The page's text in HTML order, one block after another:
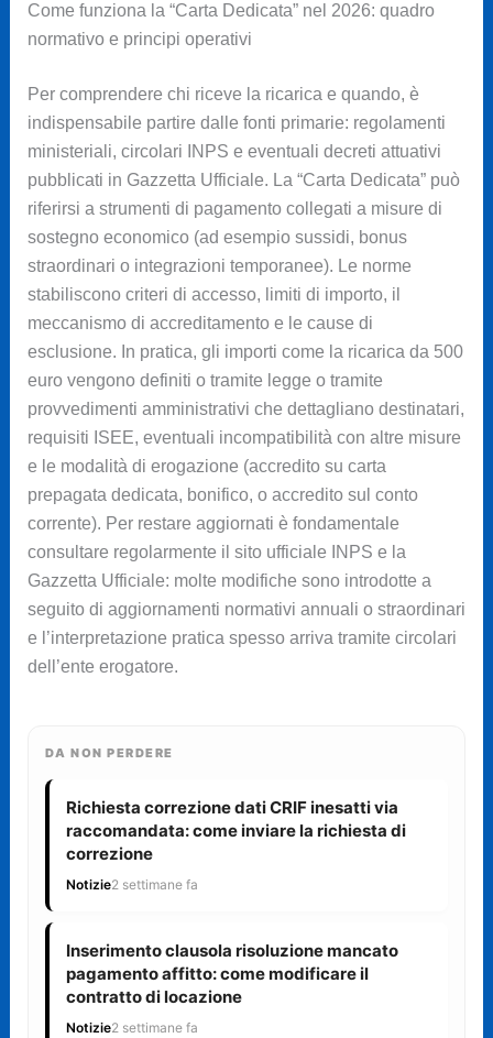
Come funziona la “Carta Dedicata” nel 2026: quadro
normativo e principi operativi
Per comprendere chi riceve la ricarica e quando, è
indispensabile partire dalle fonti primarie: regolamenti
ministeriali, circolari INPS e eventuali decreti attuativi
pubblicati in Gazzetta Ufficiale. La “Carta Dedicata” può
riferirsi a strumenti di pagamento collegati a misure di
sostegno economico (ad esempio sussidi, bonus
straordinari o integrazioni temporanee). Le norme
stabiliscono criteri di accesso, limiti di importo, il
meccanismo di accreditamento e le cause di
esclusione. In pratica, gli importi come la ricarica da 500
euro vengono definiti o tramite legge o tramite
provvedimenti amministrativi che dettagliano destinatari,
requisiti ISEE, eventuali incompatibilità con altre misure
e le modalità di erogazione (accredito su carta
prepagata dedicata, bonifico, o accredito sul conto
corrente). Per restare aggiornati è fondamentale
consultare regolarmente il sito ufficiale INPS e la
Gazzetta Ufficiale: molte modifiche sono introdotte a
seguito di aggiornamenti normativi annuali o straordinari
e l’interpretazione pratica spesso arriva tramite circolari
dell’ente erogatore.
DA NON PERDERE
Richiesta correzione dati CRIF inesatti via
raccomandata: come inviare la richiesta di
correzione
Notizie2 settimane fa
Inserimento clausola risoluzione mancato
pagamento affitto: come modificare il
contratto di locazione
Notizie2 settimane fa